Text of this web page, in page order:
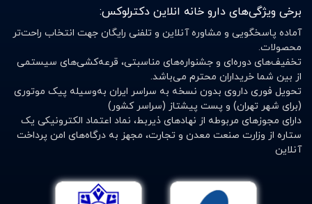
برخی ویژگی‌های دارو خانه انلاین دکترلوکس:
آماده پاسخگویی و مشاوره آنلاین و تلفنی رایگان جهت انتخاب راحت‌تر
محصولات.
تخفیف‌های دوره‌ای و جشنواره‌های مناسبتی، قرعه‌کشی‌های سیستمی
از بین شما خریداران محترم می‌باشد.
تحویل فوری داروی بدون نسخه به سراسر ایران به‌وسیله پیک موتوری
(برای شهر تهران) و پست پیشتاز (سراسر کشور)
دارای مجوزهای مربوطه از نهادهای ذیربط، نماد اعتماد الکترونیکی یک
ستاره از وزارت صنعت معدن و تجارت، مجهز به درگاه‌های امن پرداخت
آنلاین